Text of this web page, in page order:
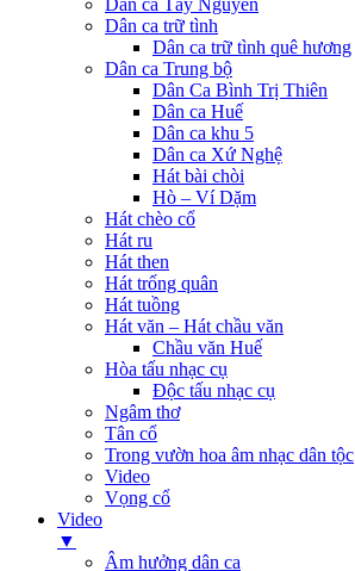
Dân ca Tây Nguyên
Dân ca trữ tình
Dân ca trữ tình quê hương
Dân ca Trung bộ
Dân Ca Bình Trị Thiên
Dân ca Huế
Dân ca khu 5
Dân ca Xứ Nghệ
Hát bài chòi
Hò – Ví Dặm
Hát chèo cổ
Hát ru
Hát then
Hát trống quân
Hát tuồng
Hát văn – Hát chầu văn
Chầu văn Huế
Hòa tấu nhạc cụ
Độc tấu nhạc cụ
Ngâm thơ
Tân cổ
Trong vườn hoa âm nhạc dân tộc
Video
Vọng cổ
Video
▼
Âm hưởng dân ca